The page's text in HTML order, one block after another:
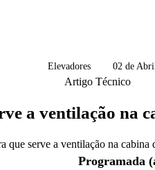
Elevadores 02 de
Artigo Técnico
a ventilação na
que serve a ventilação na cabina
Programada